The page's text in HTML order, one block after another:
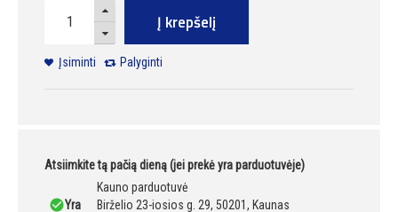
Į krepšelį
Įsiminti Palyginti
Atsiimkite tą pačią dieną (jei prekė yra parduotuvėje)
Yra
Kauno parduotuvė
Birželio 23-iosios g. 29, 50201, Kaunas